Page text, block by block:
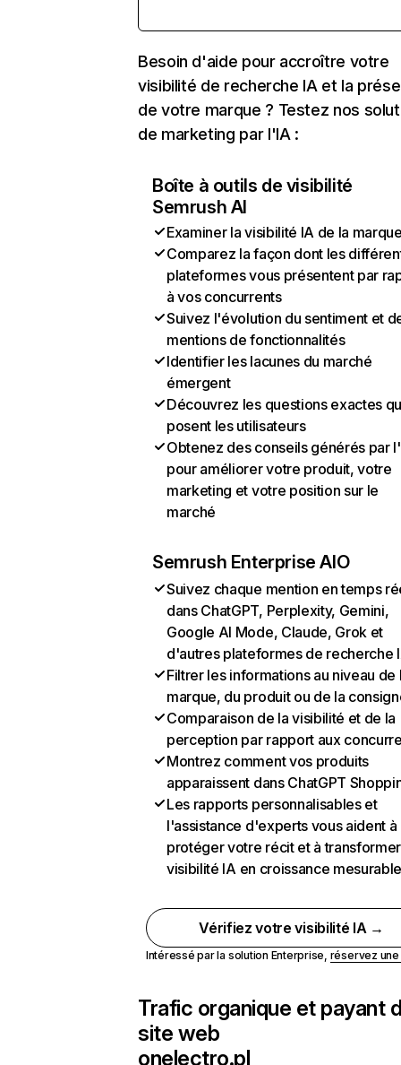
Besoin d'aide pour accroître votre
visibilité de recherche IA et la
de votre marque ? Testez nos
de marketing par l'IA :
Boîte à outils de visibilité
Semrush AI
Examiner la visibilité IA de la
Comparez la façon dont les
plateformes vous présentent par
à vos concurrents
Suivez l'évolution du sentiment et
mentions de fonctionnalités
Identifier les lacunes du marché
émergent
Découvrez les questions exactes
posent les utilisateurs
Obtenez des conseils générés par
pour améliorer votre produit, votre
marketing et votre position sur le
marché
Semrush Enterprise AIO
Suivez chaque mention en temps
dans ChatGPT, Perplexity, Gemini,
Google AI Mode, Claude, Grok et
d'autres plateformes de recherche
Filtrer les informations au niveau de
marque, du produit ou de la
Comparaison de la visibilité et de la
perception par rapport aux
Montrez comment vos produits
apparaissent dans ChatGPT
Les rapports personnalisables et
l'assistance d'experts vous aident à
protéger votre récit et à
visibilité IA en croissance
Vérifiez votre visibilité IA →
Intéressé par la solution Enterprise, réservez
Trafic organique et payant
site web
onelectro.pl